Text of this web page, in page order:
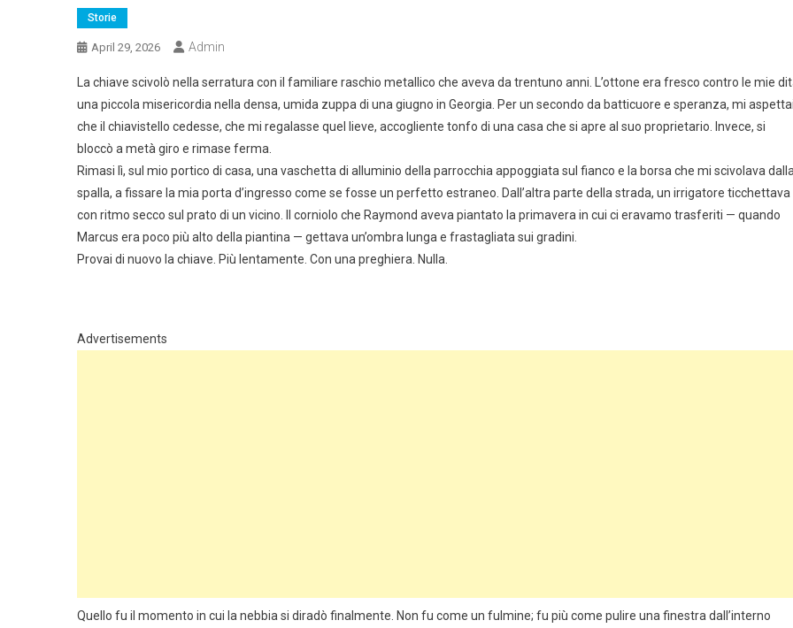
Storie
April 29, 2026 Admin
La chiave scivolò nella serratura con il familiare raschio metallico che aveva da trentuno anni. L’ottone era fresco contro le mie
una piccola misericordia nella densa, umida zuppa di una giugno in Georgia. Per un secondo da batticuore e speranza, mi
che il chiavistello cedesse, che mi regalasse quel lieve, accogliente tonfo di una casa che si apre al suo proprietario. Invece, si
bloccò a metà giro e rimase ferma.
Rimasi lì, sul mio portico di casa, una vaschetta di alluminio della parrocchia appoggiata sul fianco e la borsa che mi scivolava
spalla, a fissare la mia porta d’ingresso come se fosse un perfetto estraneo. Dall’altra parte della strada, un irrigatore ticchettava
con ritmo secco sul prato di un vicino. Il corniolo che Raymond aveva piantato la primavera in cui ci eravamo trasferiti — quando
Marcus era poco più alto della piantina — gettava un’ombra lunga e frastagliata sui gradini.
Provai di nuovo la chiave. Più lentamente. Con una preghiera. Nulla.
Advertisements
Quello fu il momento in cui la nebbia si diradò finalmente. Non fu come un fulmine; fu più come pulire una finestra dall’interno